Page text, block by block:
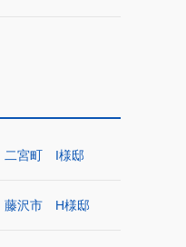
二宮町 I様邸
藤沢市 H様邸